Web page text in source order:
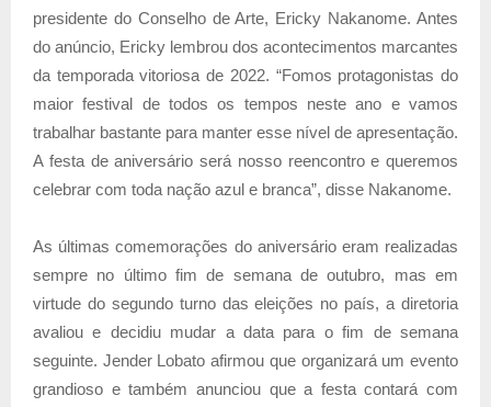
presidente do Conselho de Arte, Ericky Nakanome. Antes
do anúncio, Ericky lembrou dos acontecimentos marcantes
da temporada vitoriosa de 2022. “Fomos protagonistas do
maior festival de todos os tempos neste ano e vamos
trabalhar bastante para manter esse nível de apresentação.
A festa de aniversário será nosso reencontro e queremos
celebrar com toda nação azul e branca”, disse Nakanome.
As últimas comemorações do aniversário eram realizadas
sempre no último fim de semana de outubro, mas em
virtude do segundo turno das eleições no país, a diretoria
avaliou e decidiu mudar a data para o fim de semana
seguinte. Jender Lobato afirmou que organizará um evento
grandioso e também anunciou que a festa contará com